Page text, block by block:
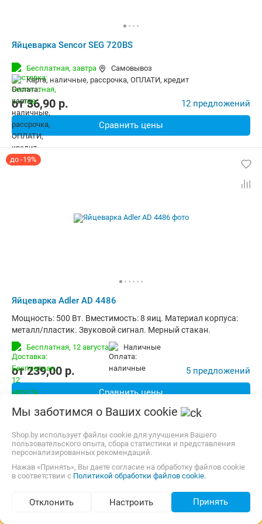
Подбор по параметрам (97)
Яйцеварка Sencor SEG 720BS
Бесплатная, завтра
Самовывоз
карта, наличные, рассрочка, ОПЛАТИ, кредит
от36,90 p. 12 предложений
Сравнить цены
до -19%
Яйцеварка Adler AD 4486
Мощность: 500 Вт. Вместимость: 8 яиц. Материал корпуса:
металл/пластик. Звуковой сигнал. Мерный стакан.
Бесплатная, 12 августа наличные
от239,00 p. 5 предложений
Сравнить цены
Мы заботимся о Ваших cookie
Shop.by использует файлы cookie для улучшения Вашего
пользовательского опыта, сбора статистики и представления
персонализированных рекомендаций.
Нажав «Принять», Вы даете согласие на обработку файлов cookie
в соответствии с Политикой обработки файлов cookie.
Отклонить Настроить Принять